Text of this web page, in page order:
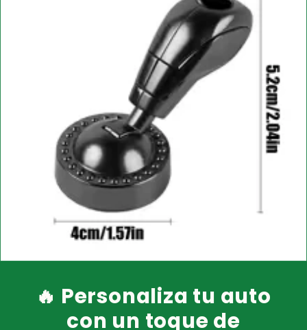
🔥 Personaliza tu auto
con un toque de